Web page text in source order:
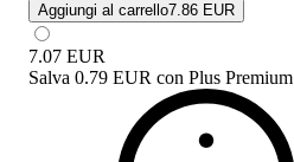
Aggiungi al carrello7.86 EUR
7.07 EUR
Salva 0.79 EUR con Plus Premium